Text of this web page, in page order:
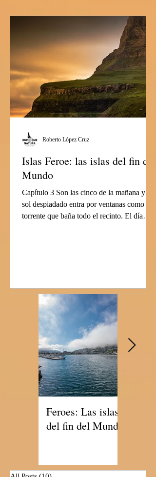
Islas Feroe: las islas del fin del
Mundo
Capítulo 3 Son las cinco de la mañana y un
sol despiadado entra por ventanas como un
torrente que baña todo el recinto. El día
Roberto López Cruz
Feroes: Las islas
del fin del Mundo